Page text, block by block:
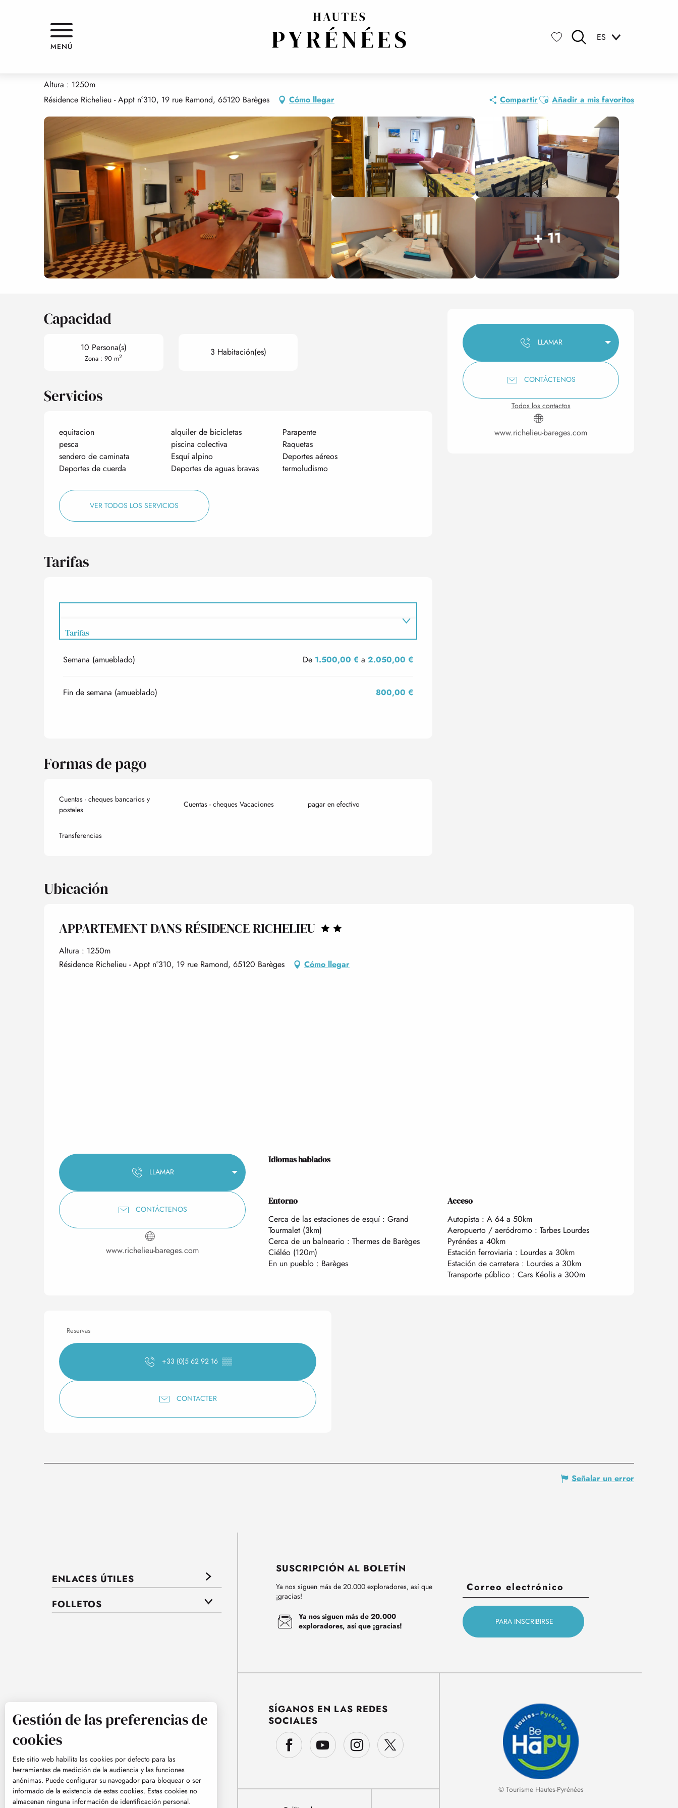
ES
MENÚ
APPARTEMENT DANS RÉSIDENCE RICHELIEU
Altura : 1250m
Résidence Richelieu - Appt n°310, 19 rue Ramond, 65120 Barèges
Cómo llegar CompartirAjouter aux favoris
Añadir a mis favoritos
+ 11
Horarios y datos de
LLAMAR
CONTÁCTENOS
Todos los contactos
www.richelieu-bareges.com
Capacidad
10 Persona(s)
Zona : 90 m2 3 Habitación(es)
Servicios
equitacion alquiler de bicicletas
Parapente
pesca
piscina colectiva
Raquetas
sendero de caminata
Esquí alpino
Deportes aéreos
Deportes de cuerda
Deportes de aguas bravas termoludismo
VER TODOS LOS SERVICIOS
Tarifas
Tarifas
Tarifas 2027
Semana (amueblado) De 1.500,00 € a2.050,00 €
Fin de semana (amueblado) 800,00 €
Formas de pago
Cuentas - cheques bancarios y
postales
Cuentas - cheques Vacaciones pagar en efectivo
Transferencias
Ubicación
APPARTEMENT DANS RÉSIDENCE RICHELIEU
Altura : 1250m
Résidence Richelieu - Appt n°310, 19 rue Ramond, 65120 Barèges
Cómo llegar
LLAMAR
CONTÁCTENOS
www.richelieu-bareges.com
Idiomas hablados
Idiomas hablados
Entorno
Entorno
Cerca de las estaciones de esquí : Grand
Tourmalet (3km)
Cerca de un balneario : Thermes de Barèges
Ciéléo (120m)
En un pueblo : Barèges
Acceso
Acceso
Autopista : A 64 a 50km
Aeropuerto / aeródromo : Tarbes Lourdes
Pyrénées a 40km
Estación ferroviaria : Lourdes a 30km
Estación de carretera : Lourdes a 30km
Transporte público : Cars Kéolis a 300m
Reservas
+33 (0)5 62 92 16 ▒▒
CONTACTER
Señalar un error
ENLACES ÚTILES
FOLLETOS
SUSCRIPCIÓN AL BOLETÍN
Ya nos siguen más de 20.000 exploradores, así que
¡gracias!
Ya nos siguen más de 20.000
exploradores, así que ¡gracias!
SÍGANOS EN LAS REDES
SOCIALES
© Tourisme Hautes-Pyrénées
Gestión de las preferencias de
cookies
Este sitio web habilita las cookies por defecto para las
herramientas de medición de la audiencia y las funciones
anónimas. Puede configurar su navegador para bloquear o ser
informado de la existencia de estas cookies. Estas cookies no
almacenan ninguna información de identificación personal.